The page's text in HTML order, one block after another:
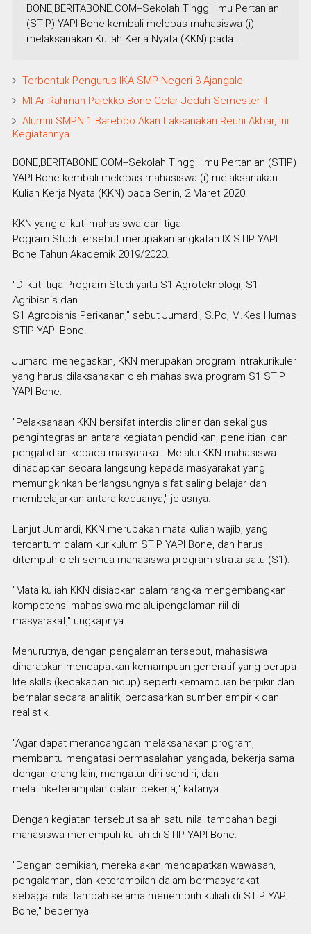
BONE,BERITABONE.COM--Sekolah Tinggi Ilmu Pertanian
(STIP) YAPI Bone kembali melepas mahasiswa (i)
melaksanakan Kuliah Kerja Nyata (KKN) pada...
Terbentuk Pengurus IKA SMP Negeri 3 Ajangale
MI Ar Rahman Pajekko Bone Gelar Jedah Semester ll
Alumni SMPN 1 Barebbo Akan Laksanakan Reuni Akbar, Ini
Kegiatannya
BONE,BERITABONE.COM--Sekolah Tinggi Ilmu Pertanian (STIP)
YAPI Bone kembali melepas mahasiswa (i) melaksanakan
Kuliah Kerja Nyata (KKN) pada Senin, 2 Maret 2020.
KKN yang diikuti mahasiswa dari tiga
Pogram Studi tersebut merupakan angkatan IX STIP YAPI
Bone Tahun Akademik 2019/2020.
"Diikuti tiga Program Studi yaitu S1 Agroteknologi, S1
Agribisnis dan
S1 Agrobisnis Perikanan," sebut Jumardi, S.Pd, M.Kes Humas
STIP YAPI Bone.
Jumardi menegaskan, KKN merupakan program intrakurikuler
yang harus dilaksanakan oleh mahasiswa program S1 STIP
YAPI Bone.
"Pelaksanaan KKN bersifat interdisipliner dan sekaligus
pengintegrasian antara kegiatan pendidikan, penelitian, dan
pengabdian kepada masyarakat. Melalui KKN mahasiswa
dihadapkan secara langsung kepada masyarakat yang
memungkinkan berlangsungnya sifat saling belajar dan
membelajarkan antara keduanya," jelasnya.
Lanjut Jumardi, KKN merupakan mata kuliah wajib, yang
tercantum dalam kurikulum STIP YAPI Bone, dan harus
ditempuh oleh semua mahasiswa program strata satu (S1).
"Mata kuliah KKN disiapkan dalam rangka mengembangkan
kompetensi mahasiswa melaluipengalaman riil di
masyarakat," ungkapnya.
Menurutnya, dengan pengalaman tersebut, mahasiswa
diharapkan mendapatkan kemampuan generatif yang berupa
life skills (kecakapan hidup) seperti kemampuan berpikir dan
bernalar secara analitik, berdasarkan sumber empirik dan
realistik.
"Agar dapat merancangdan melaksanakan program,
membantu mengatasi permasalahan yangada, bekerja sama
dengan orang lain, mengatur diri sendiri, dan
melatihketerampilan dalam bekerja," katanya.
Dengan kegiatan tersebut salah satu nilai tambahan bagi
mahasiswa menempuh kuliah di STIP YAPI Bone.
"Dengan demikian, mereka akan mendapatkan wawasan,
pengalaman, dan keterampilan dalam bermasyarakat,
sebagai nilai tambah selama menempuh kuliah di STIP YAPI
Bone," bebernya.